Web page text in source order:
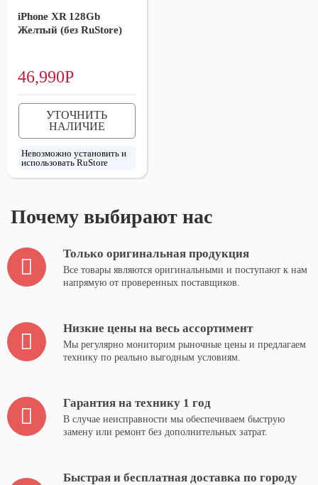
iPhone XR 128Gb
Желтый (без RuStore)
46,990Р
УТОЧНИТЬ
НАЛИЧИЕ
Невозможно установить и
использовать RuStore
Почему выбирают нас
Только оригинальная продукция
Все товары являются оригинальными и поступают к нам
напрямую от проверенных поставщиков.
Низкие цены на весь ассортимент
Мы регулярно мониторим рыночные цены и предлагаем
технику по реально выгодным условиям.
Гарантия на технику 1 год
В случае неисправности мы обеспечиваем быструю
замену или ремонт без дополнительных затрат.
Быстрая и бесплатная доставка по городу